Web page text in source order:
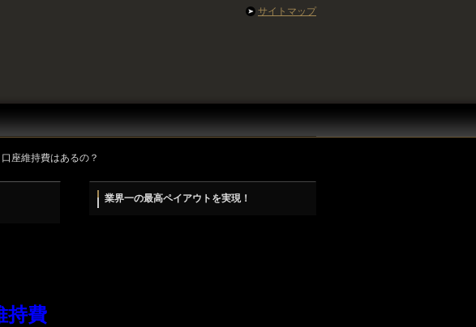
座維持費はあるの？
持費
業界一の最高ペイアウトを実現！
サイトマップ